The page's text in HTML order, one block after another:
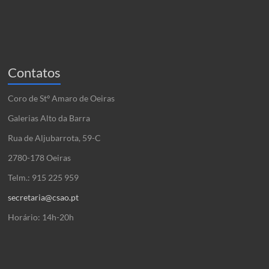
Contatos
Coro de Stº Amaro de Oeiras
Galerias Alto da Barra
Rua de Aljubarrota, 59-C
2780-178 Oeiras
Telm.: 915 225 959
secretaria@csao.pt
Horário: 14h-20h